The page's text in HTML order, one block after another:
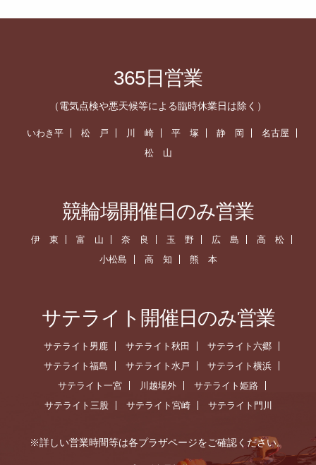
365日営業
（電気点検や悪天候等による臨時休業日は除く）
いわき平 松 戸 川 崎 平 塚 静 岡
名古屋
松 山
競輪場開催日のみ営業
伊 東 富 山 奈 良 玉 野 広 島
高 松
小松島
高 知 熊 本
サテライト開催日のみ営業
サテライト男鹿 サテライト秋田
サテライト六郷
サテライト福島
サテライト水戸
サテライト横浜
サテライト一宮
川越場外
サテライト姫路
サテライト三股
サテライト宮崎 サテライト門川
※詳しい営業時間等は各プラザページをご確認ください。